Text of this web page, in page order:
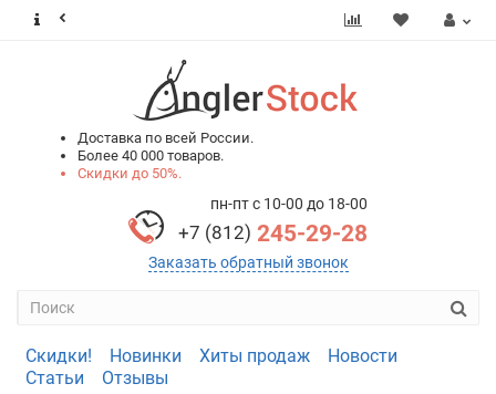
Доставка по всей России.
Более 40 000 товаров.
Скидки до 50%.
пн-пт с 10-00 до 18-00
+7 (812) 245-29-28
Заказать обратный звонок
Скидки! Новинки Хиты продаж
Новости
Статьи
Отзывы